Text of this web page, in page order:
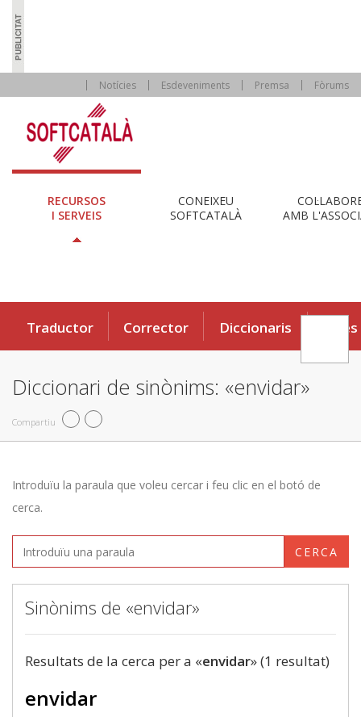
Notícies Esdeveniments Premsa Fòrums
RECURSOS
I SERVEIS
CONEIXEU
SOFTCATALÀ
AMB
Traductor Corrector Diccionaris Eines
Diccionari de sinònims: «envidar»
Compartiu
Introduïu la paraula que voleu cercar i feu clic en el botó de
cerca.
CERCA
Sinònims de «envidar»
Resultats de la cerca per a «envidar» (1 resultat)
envidar